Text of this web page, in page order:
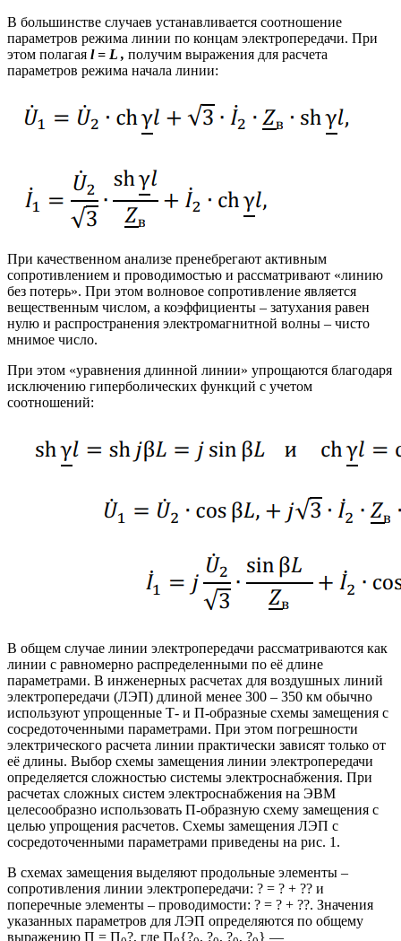
В большинстве случаев устанавливается соотношение
параметров режима линии по концам электропередачи. При
этом полагая l = L , получим выражения для расчета
параметров режима начала линии:
При качественном анализе пренебрегают активным
сопротивлением и проводимостью и рассматривают «линию
без потерь». При этом волновое сопротивление является
вещественным числом, а коэффициенты – затухания равен
нулю и распространения электромагнитной волны – чисто
мнимое число.
При этом «уравнения длинной линии» упрощаются благодаря
исключению гиперболических функций с учетом
соотношений:
В общем случае линии электропередачи рассматриваются как
линии с равномерно распределенными по её длине
параметрами. В инженерных расчетах для воздушных линий
электропередачи (ЛЭП) длиной менее 300 – 350 км обычно
используют упрощенные Т- и П-образные схемы замещения с
сосредоточенными параметрами. При этом погрешности
электрического расчета линии практически зависят только от
её длины. Выбор схемы замещения линии электропередачи
определяется сложностью системы электроснабжения. При
расчетах сложных систем электроснабжения на ЭВМ
целесообразно использовать П-образную схему замещения с
целью упрощения расчетов. Схемы замещения ЛЭП с
сосредоточенными параметрами приведены на рис. 1.
В схемах замещения выделяют продольные элементы –
сопротивления линии электропередачи: ? = ? + ?? и
поперечные элементы – проводимости: ? = ? + ??. Значения
указанных параметров для ЛЭП определяются по общему
выражению П = П ?, где П {? , ? , ? , ? } —